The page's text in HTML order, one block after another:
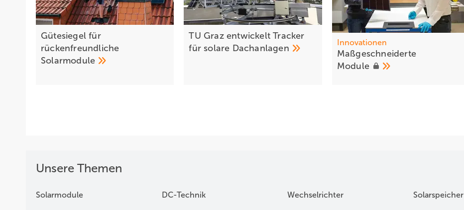
Gütesiegel für
rückenfreundliche
Solarmodule
TU Graz entwickelt Tracker
für solare Dachanlagen
Innovationen
Maßgeschneiderte
Module
Unsere Themen
Solarmodule DC-Technik Wechselrichter Solarspeicher